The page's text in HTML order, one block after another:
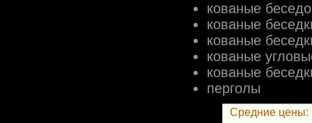
кованые
кованые
кованые
кованые
кованые
перголы
Средние цены: